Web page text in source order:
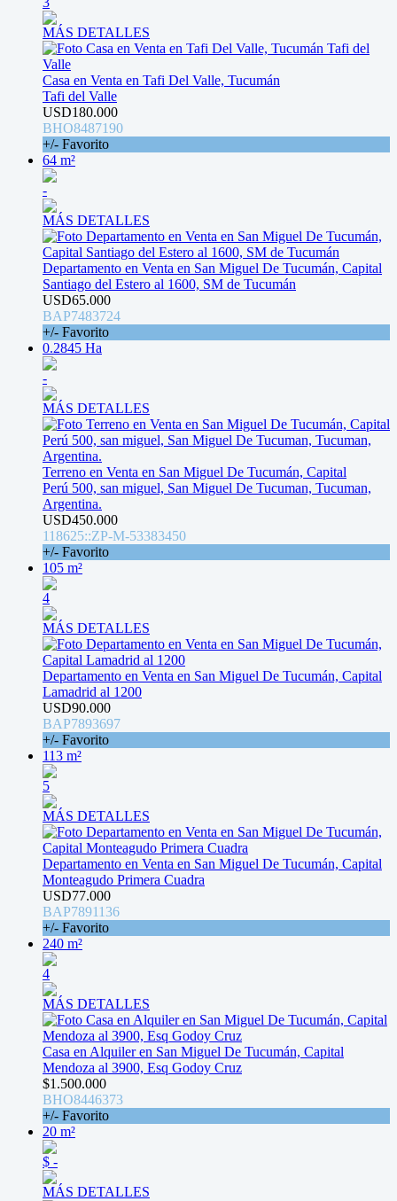
MÁS DETALLES
Casa en Venta en Tafi Del Valle, Tucumán
Tafi del Valle
USD180.000
BHO8487190
+/- Favorito
64 m²
-
MÁS DETALLES
Departamento en Venta en San Miguel De Tucumán, Capital
Santiago del Estero al 1600, SM de Tucumán
USD65.000
BAP7483724
+/- Favorito
0.2845 Ha
-
MÁS DETALLES
Terreno en Venta en San Miguel De Tucumán, Capital
Perú 500, san miguel, San Miguel De Tucuman, Tucuman,
Argentina.
USD450.000
118625::ZP-M-53383450
+/- Favorito
105 m²
4
MÁS DETALLES
Departamento en Venta en San Miguel De Tucumán, Capital
Lamadrid al 1200
USD90.000
BAP7893697
+/- Favorito
113 m²
5
MÁS DETALLES
Departamento en Venta en San Miguel De Tucumán, Capital
Monteagudo Primera Cuadra
USD77.000
BAP7891136
+/- Favorito
240 m²
4
MÁS DETALLES
Casa en Alquiler en San Miguel De Tucumán, Capital
Mendoza al 3900, Esq Godoy Cruz
$1.500.000
BHO8446373
+/- Favorito
20 m²
$ -
MÁS DETALLES